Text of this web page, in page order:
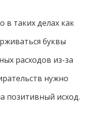
в таких делах как
буквы
расходов из-за
нужно
позитивный исход.